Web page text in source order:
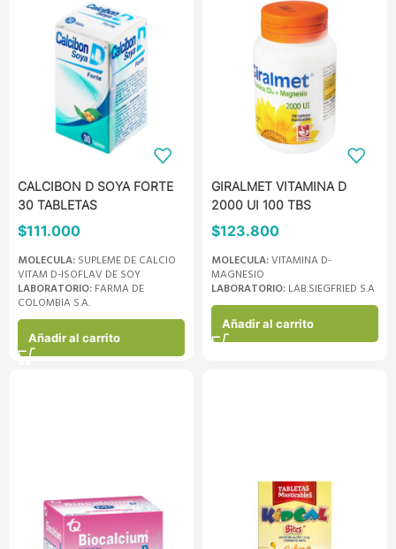
CALCIBON D SOYA FORTE
30 TABLETAS
$111.000
MOLECULA: SUPLEME DE CALCIO
VITAM D-ISOFLAV DE SOY
LABORATORIO: FARMA DE
COLOMBIA S.A.
Añadir al carrito
GIRALMET VITAMINA D
2000 UI 100 TBS
$123.800
MOLECULA:VITAMINA D-
MAGNESIO
LABORATORIO: LAB.SIEGFRIED S.A
Añadir al carrito